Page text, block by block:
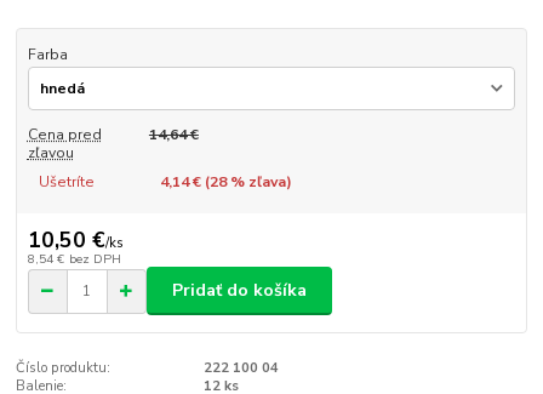
Farba
Cena pred
zľavou
14,64 €
Ušetríte 4,14 € (28% zľava)
10,50 €/ks
8,54 € bez DPH
Pridať do košíka
Číslo produktu:
222 100 04
Balenie:
12 ks